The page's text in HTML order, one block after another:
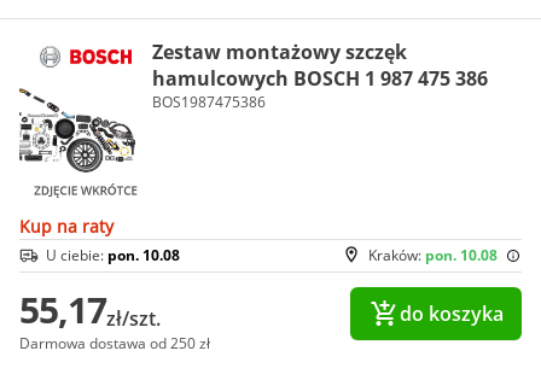
Zestaw montażowy szczęk
hamulcowych BOSCH 1 987 475 386
BOS1987475386
Kup na raty
Kraków: pon. 10.08
U ciebie: pon. 10.08
55,17zł/szt.
Darmowa dostawa od 250 zł
do koszyka